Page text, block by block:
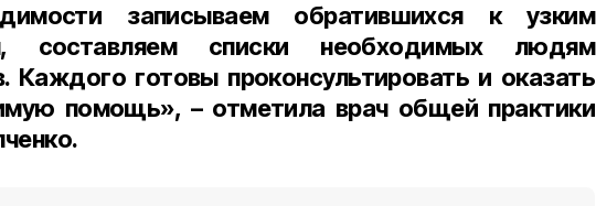
записываем обратившихся к узким
составляем списки необходимых людям
Каждого готовы проконсультировать и оказать
помощь», – отметила врач общей практики